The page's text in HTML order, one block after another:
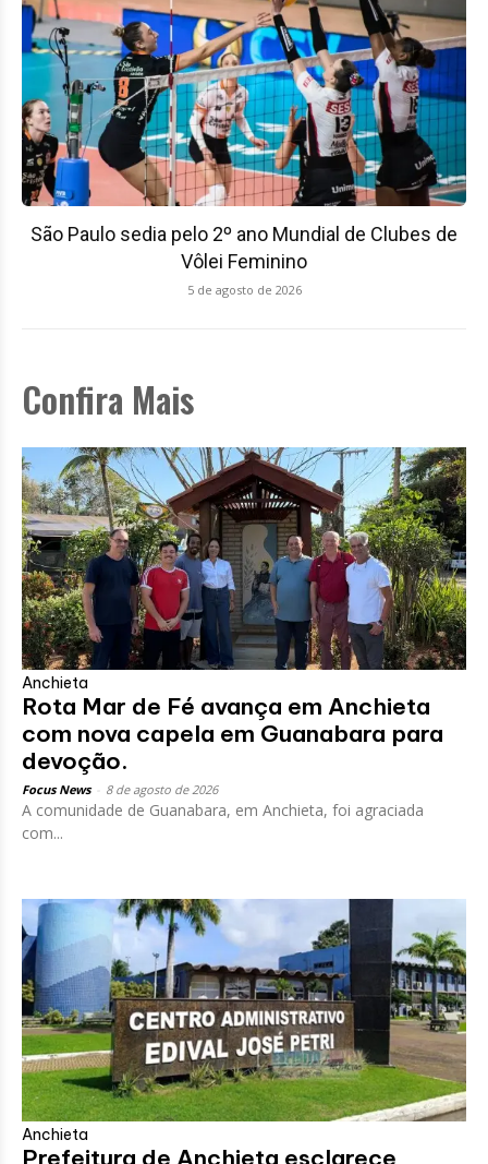
São Paulo sedia pelo 2º ano Mundial de Clubes de
Vôlei Feminino
5 de agosto de 2026
Confira Mais
Anchieta
Rota Mar de Fé avança em Anchieta
com nova capela em Guanabara para
devoção.
Focus News 8 de agosto de 2026
A comunidade de Guanabara, em Anchieta, foi agraciada
com...
Anchieta
Prefeitura de Anchieta esclarece